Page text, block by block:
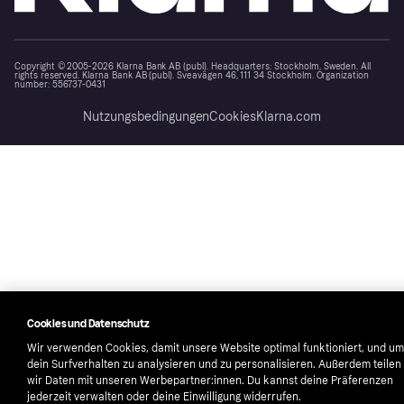
Copyright © 2005-2026 Klarna Bank AB (publ). Headquarters: Stockholm, Sweden. All
rights reserved. Klarna Bank AB (publ). Sveavägen 46, 111 34 Stockholm. Organization
number: 556737-0431
NutzungsbedingungenCookiesKlarna.com
Cookies und Datenschutz
Wir verwenden Cookies, damit unsere Website optimal funktioniert, und um
dein Surfverhalten zu analysieren und zu personalisieren. Außerdem teilen
wir Daten mit unseren Werbepartner:innen. Du kannst deine Präferenzen
jederzeit verwalten oder deine Einwilligung widerrufen.